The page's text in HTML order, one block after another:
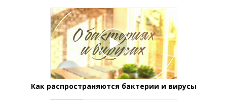
Как распространяются бактерии и вирусы